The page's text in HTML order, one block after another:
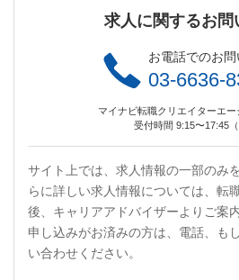
求人に関するお問
お電話でのお
03-6636-
マイナビ転職クリエイターエー
受付時間 9:15〜17:45（
サイト上では、求人情報の一部のみ
らに詳しい求人情報については、転
後、キャリアアドバイザーよりご案
申し込みがお済みの方は、電話、も
い合わせください。